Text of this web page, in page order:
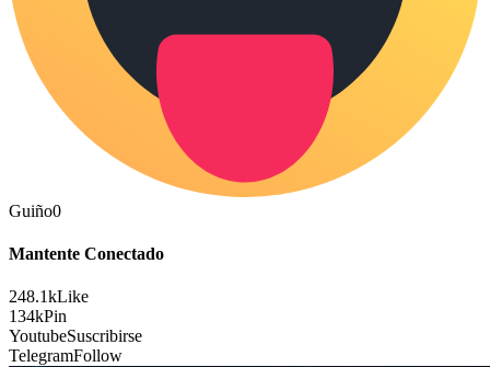
Guiño0
Mantente Conectado
248.1kLike
134kPin
YoutubeSuscribirse
TelegramFollow